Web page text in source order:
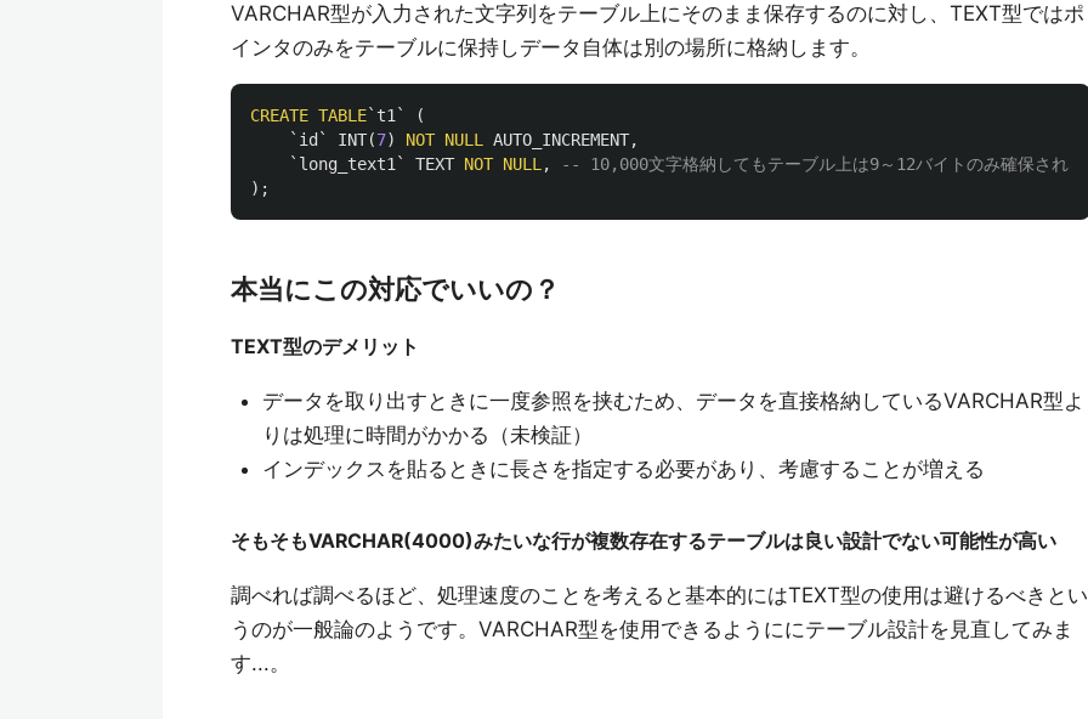
VARCHAR型が入力された文字列をテーブル上にそのまま保存するのに対し、TEXT型ではポ
インタのみをテーブルに保持しデータ自体は別の場所に格納します。
CREATE TABLE`t1`
(
`id`
INT(7) NOT NULL AUTO_INCREMENT,
`long_text1`
TEXT NOT NULL ,
-- 10,000文字格納してもテーブル上は9～12バイトのみ確保される
);
本当にこの対応でいいの？
TEXT型のデメリット
データを取り出すときに一度参照を挟むため、データを直接格納しているVARCHAR型よ
りは処理に時間がかかる（未検証）
インデックスを貼るときに長さを指定する必要があり、考慮することが増える
そもそもVARCHAR(4000)みたいな行が複数存在するテーブルは良い設計でない可能性が高い
調べれば調べるほど、処理速度のことを考えると基本的にはTEXT型の使用は避けるべきとい
うのが一般論のようです。VARCHAR型を使用できるようににテーブル設計を見直してみま
す...。